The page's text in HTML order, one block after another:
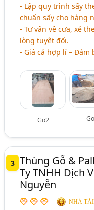
- Lập quy trình sấy
chuẩn sấy cho hàng
- Tư vấn về cưa, xẻ
lòng tuyệt đối.
- Giá cả hợp lí – Đảm
Go2
3 Thùng Gỗ &
Ty TNHH Dịch
Nguyễn
NHÀ